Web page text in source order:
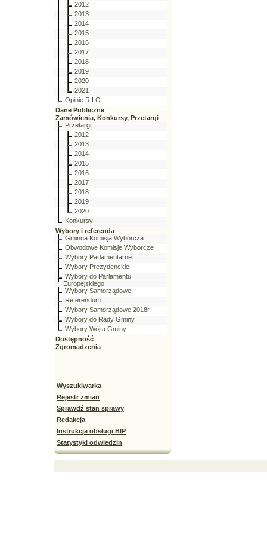
2012
2013
2014
2015
2016
2017
2018
2019
2020
2021
Opinie R.I.O.
Dane Publiczne
Zamówienia, Konkursy, Przetargi
Przetargi
2012
2013
2014
2015
2016
2017
2018
2019
2020
Konkursy
Wybory i referenda
Gminna Komisja Wyborcza
Obwodowe Komisje Wyborcze
Wybory Parlamentarne
Wybory Prezydenckie
Wybory do Parlamentu
Europejskiego
Wybory Samorządowe
Referendum
Wybory Samorządowe 2018r
Wybory do Rady Gminy
Wybory Wójta Gminy
Dostępność
Zgromadzenia
Wyszukiwarka
Rejestr zmian
Sprawdź stan sprawy
Redakcja
Instrukcja obsługi BIP
Statystyki odwiedzin